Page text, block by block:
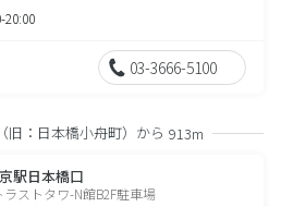
20:00
03-3666-5100
旧：日本橋小舟町）から 913m
駅日本橋口
ストタワ-N館B2F駐車場